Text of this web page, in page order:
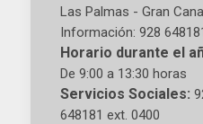
Las Palmas - Gran
Información: 928
Horario durante el
De 9:00 a 13:30 horas
Servicios Sociales:
648181 ext. 0400